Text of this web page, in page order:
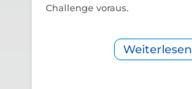
Challenge voraus.
Weiterlesen